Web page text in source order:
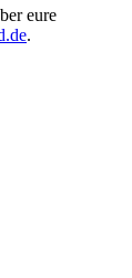
eure
.